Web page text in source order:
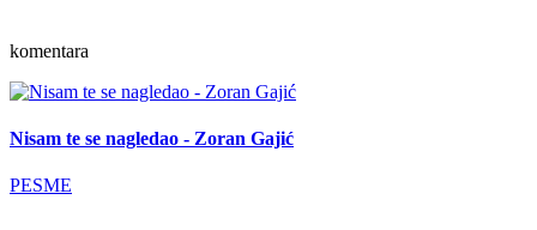
komentara
Nisam te se nagledao - Zoran Gajić
PESME